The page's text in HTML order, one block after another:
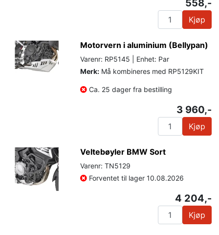
558,-
Kjøp
Motorvern i aluminium (Bellypan)
Varenr: RP5145 | Enhet: Par
Merk: Må kombineres med RP5129KIT
Ca. 25 dager fra bestilling
3 960,-
Kjøp
Veltebøyler BMW Sort
Varenr: TN5129
Forventet til lager 10.08.2026
4 204,-
Kjøp